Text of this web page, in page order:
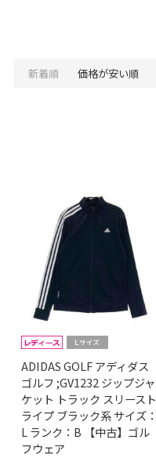
新着順 価格が安い順
ADIDAS GOLF アディダス
ゴルフ ;GV1232 ジップジャ
ケット トラック スリースト
ライプ ブラック系 サイズ：
L ランク：B 【中古】ゴル
フウェア